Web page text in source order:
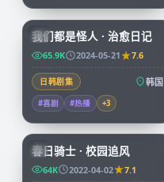
KR
66:08
我们都是怪人 · 治愈日记
65.9K 2024-05-21 7.6
日韩剧集 韩国
#喜剧 #热播 +3
JP
73:38
春日骑士 · 校园追风
64K 2022-04-02 7.1